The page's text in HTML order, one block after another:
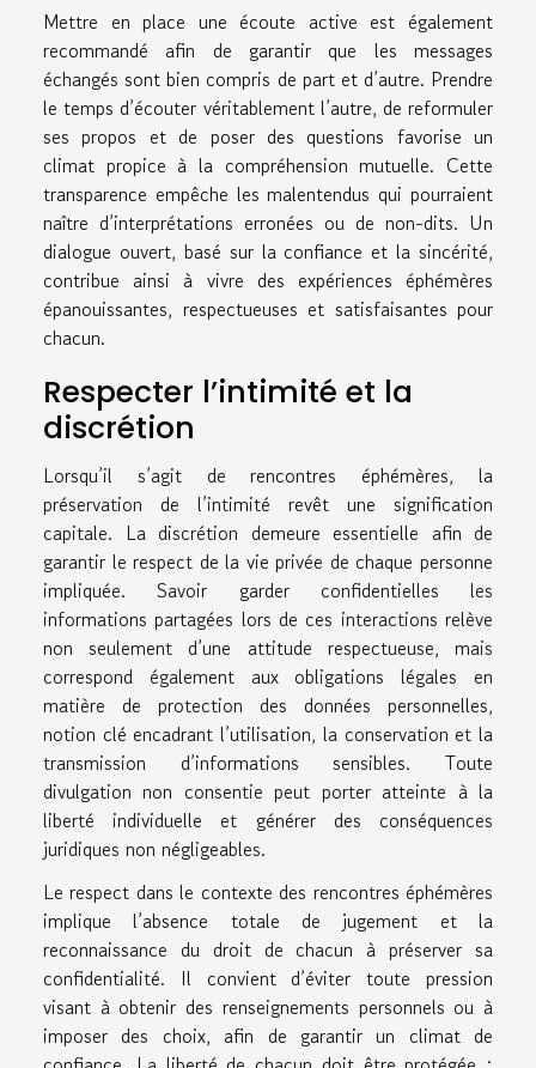
Mettre en place une écoute active est également
recommandé afin de garantir que les messages
échangés sont bien compris de part et d’autre. Prendre
le temps d’écouter véritablement l’autre, de reformuler
ses propos et de poser des questions favorise un
climat propice à la compréhension mutuelle. Cette
transparence empêche les malentendus qui pourraient
naître d’interprétations erronées ou de non-dits. Un
dialogue ouvert, basé sur la confiance et la sincérité,
contribue ainsi à vivre des expériences éphémères
épanouissantes, respectueuses et satisfaisantes pour
chacun.
Respecter l’intimité et la
discrétion
Lorsqu’il s’agit de rencontres éphémères, la
préservation de l’intimité revêt une signification
capitale. La discrétion demeure essentielle afin de
garantir le respect de la vie privée de chaque personne
impliquée. Savoir garder confidentielles les
informations partagées lors de ces interactions relève
non seulement d’une attitude respectueuse, mais
correspond également aux obligations légales en
matière de protection des données personnelles,
notion clé encadrant l’utilisation, la conservation et la
transmission d’informations sensibles. Toute
divulgation non consentie peut porter atteinte à la
liberté individuelle et générer des conséquences
juridiques non négligeables.
Le respect dans le contexte des rencontres éphémères
implique l’absence totale de jugement et la
reconnaissance du droit de chacun à préserver sa
confidentialité. Il convient d’éviter toute pression
visant à obtenir des renseignements personnels ou à
imposer des choix, afin de garantir un climat de